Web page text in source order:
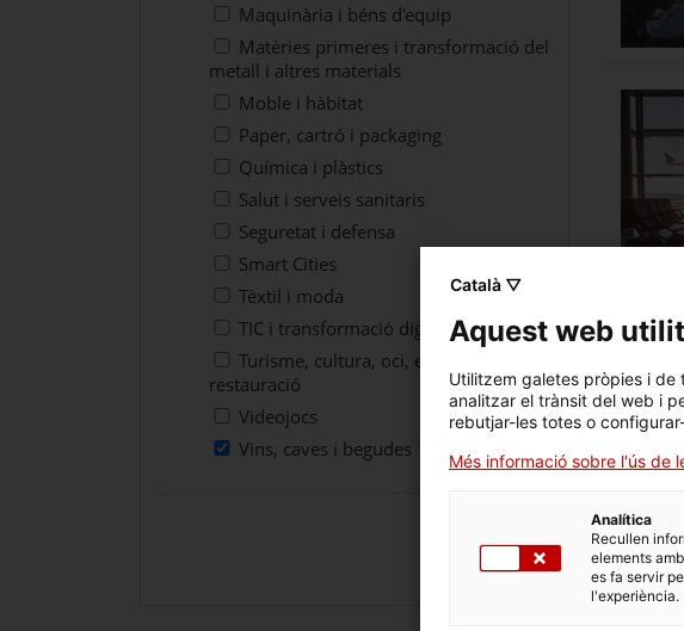
Maquinària i béns d'equip
Matèries primeres i transformació del
metall i altres materials
Moble i hàbitat
Paper, cartró i packaging
Química i plàstics
Salut i serveis sanitaris
Seguretat i defensa
Smart Cities
Tèxtil i moda
TIC i transformació digital
Turisme, cultura, oci, esports i
restauració
Videojocs
Vins, caves i begudes
Català ▽
Aquest web
Utilitzem galetes pròpies i
analitzar el trànsit del web i
rebutjar-les totes o
Més informació sobre l'ús de
Analítica
Recullen
elements
es fa servir
l'experiència.